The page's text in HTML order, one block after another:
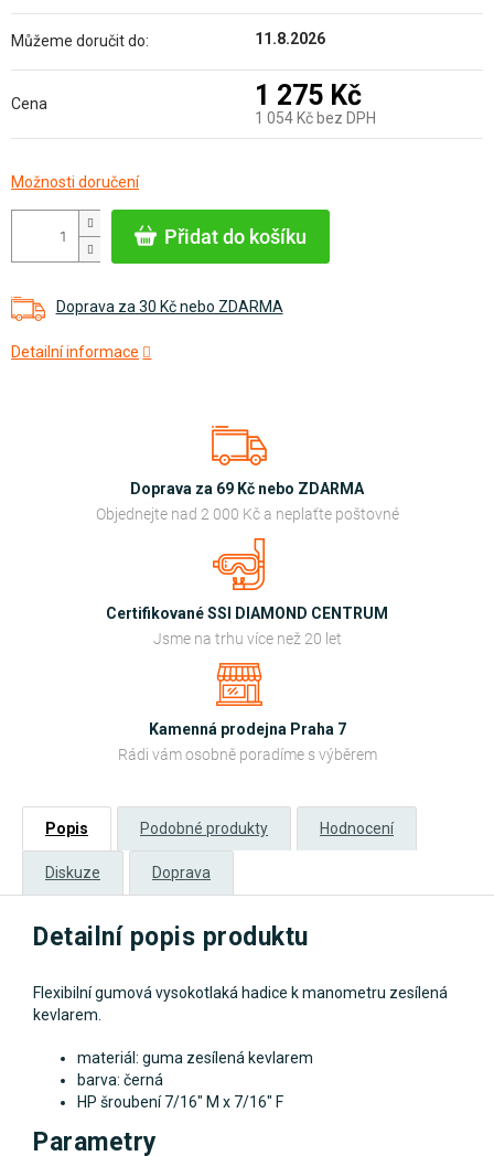
Přidat do košíku
Doprava za 30 Kč nebo ZDARMA
Detailní informace
Můžeme doručit do: 11.8.2026
Cena 1 275 Kč
1 054 Kč bez DPH
cena:
Možnosti doručení
Doprava za 69 Kč nebo ZDARMA
Objednejte nad 2 000 Kč a neplaťte poštovné
Certifikované SSI DIAMOND CENTRUM
Jsme na trhu více než 20 let
Kamenná prodejna Praha 7
Rádi vám osobně poradíme s výběrem
Popis Podobné produkty Hodnocení
Diskuze Doprava
Detailní popis produktu
Flexibilní gumová vysokotlaká hadice k manometru zesílená
kevlarem.
materiál: guma zesílená kevlarem
barva: černá
HP šroubení 7/16" M x 7/16" F
Parametry